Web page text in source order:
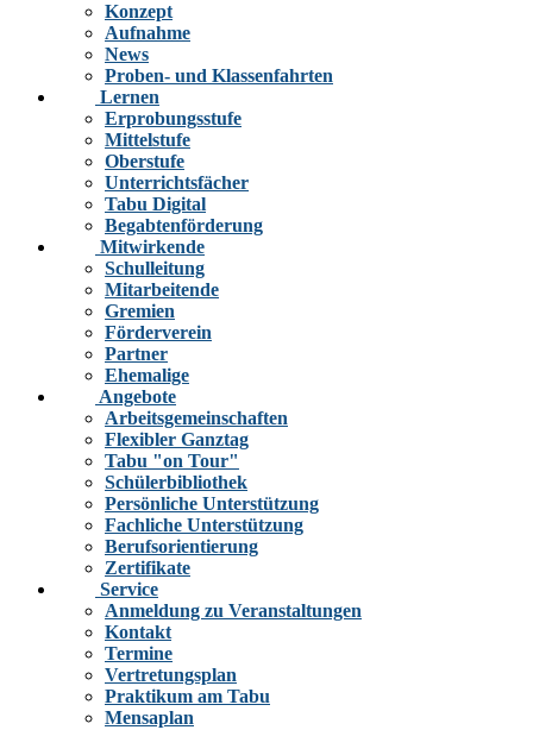
Konzept
Aufnahme
News
Proben- und Klassenfahrten
Lernen
Erprobungsstufe
Mittelstufe
Oberstufe
Unterrichtsfächer
Tabu Digital
Begabtenförderung
Mitwirkende
Schulleitung
Mitarbeitende
Gremien
Förderverein
Partner
Ehemalige
Angebote
Arbeitsgemeinschaften
Flexibler Ganztag
Tabu "on Tour"
Schülerbibliothek
Persönliche Unterstützung
Fachliche Unterstützung
Berufsorientierung
Zertifikate
Service
Anmeldung zu Veranstaltungen
Kontakt
Termine
Vertretungsplan
Praktikum am Tabu
Mensaplan